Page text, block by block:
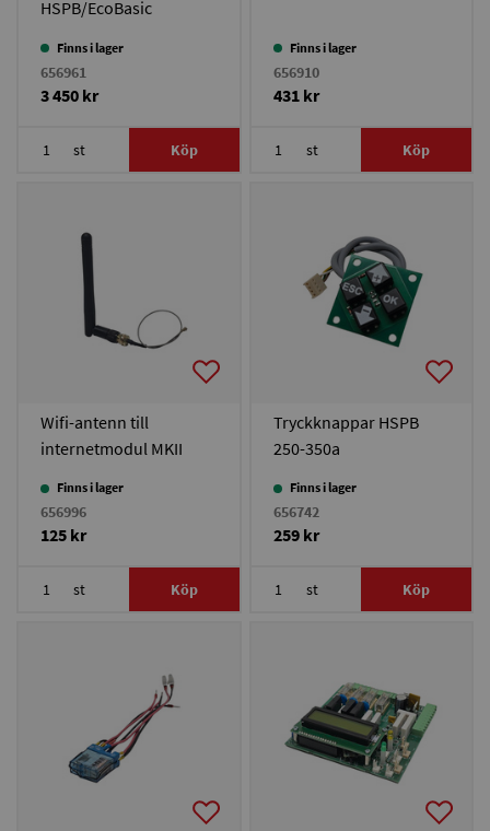
HSPB/EcoBasic
Finns i lager
656961
3 450 kr
st Köp
Finns i lager
656910
431 kr
st Köp
Wifi-antenn till
internetmodul MKII
Finns i lager
656996
125 kr
st Köp
Tryckknappar HSPB
250-350a
Finns i lager
656742
259 kr
st Köp